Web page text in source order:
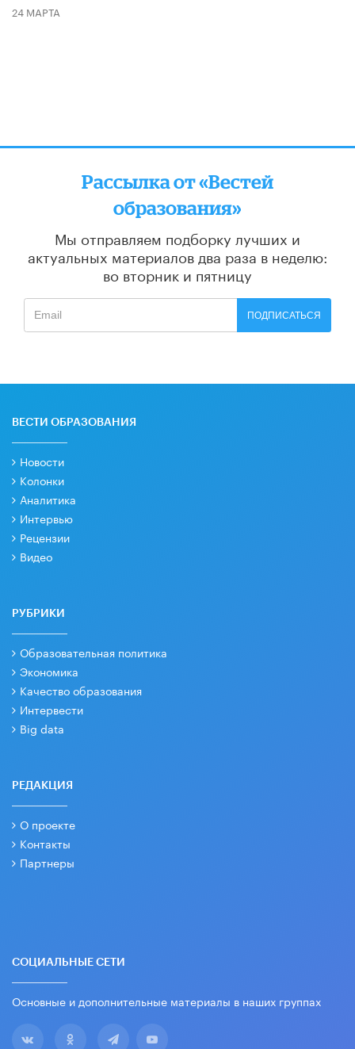
24 МАРТА
Рассылка от «Вестей
образования»
Мы отправляем подборку лучших и
актуальных материалов два раза в неделю:
во вторник и пятницу
ПОДПИСАТЬСЯ
ВЕСТИ ОБРАЗОВАНИЯ
Новости
Колонки
Аналитика
Интервью
Рецензии
Видео
РУБРИКИ
Образовательная политика
Экономика
Качество образования
Интервести
Big data
РЕДАКЦИЯ
О проекте
Контакты
Партнеры
СОЦИАЛЬНЫЕ СЕТИ
Основные и дополнительные материалы в наших группах